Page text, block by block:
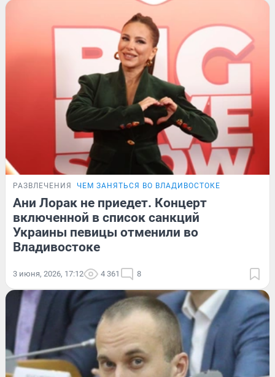
РАЗВЛЕЧЕНИЯ ЧЕМ ЗАНЯТЬСЯ ВО ВЛАДИВОСТОКЕ
Ани Лорак не приедет. Концерт
включенной в список санкций
Украины певицы отменили во
Владивостоке
3 июня, 2026, 17:12 4 361 8